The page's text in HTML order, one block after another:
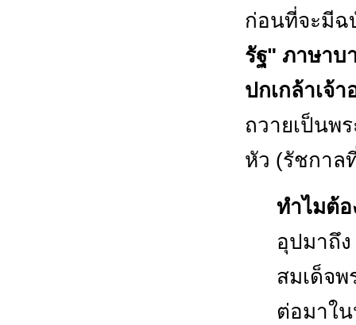
ก่อนที่จะมีฉ
รัฐ" ภาษาบ
ปกเกล้าเจ้
ถวายเป็นพ
หัว (รัชกาล
ทำไมต้อ
อุปมาถึง
สมเด็จพ
ต่อมาใ